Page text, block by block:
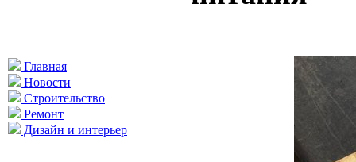
Главная
Новости
Строительство
Ремонт
Дизайн и интерьер